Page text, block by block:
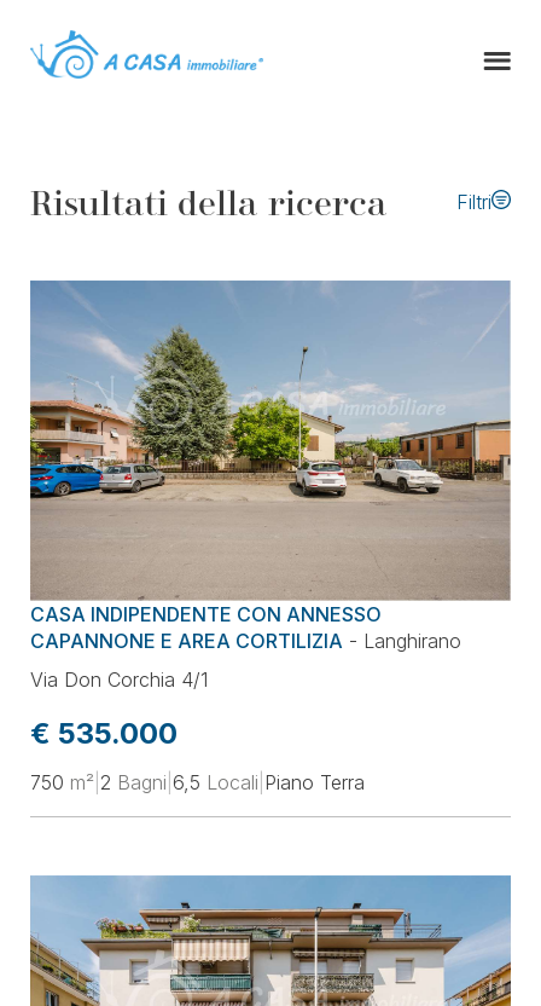
Risultati della ricerca Filtri
Tipo di contratto
Tipologia immobile
Comune
Prezzo
Superficie
Classe energetica
Ordina per
Aggiorna la selezione
CASA INDIPENDENTE CON ANNESSO
CAPANNONE E AREA CORTILIZIA - Langhirano
Via Don Corchia 4/1
€ 535.000
750 m² 2 Bagni 6,5 Locali Piano Terra